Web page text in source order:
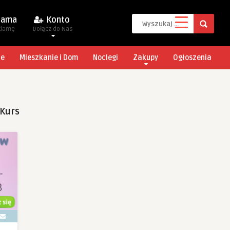
Konto
Dołącz do Nas
Mieszkanie i Dom Noclegi Zakupy Ogłoszenia